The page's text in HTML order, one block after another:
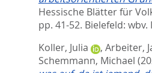
Hessische Blätter für
pp. 41-52. Bielefeld: wbv.
Koller, Julia
, Arbeiter,
Schemmann, Michael